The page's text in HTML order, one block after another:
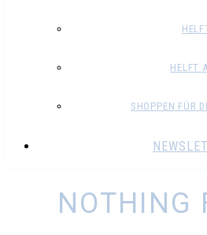
HELFT
SHOPPEN FÜR
NOTHING